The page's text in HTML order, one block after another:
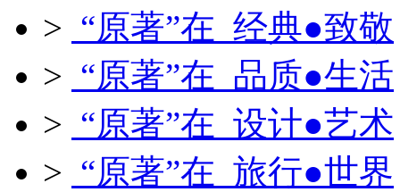
> “原著”在 经典●致敬
> “原著”在 品质●生活
> “原著”在 设计●艺术
> “原著”在 旅行●世界